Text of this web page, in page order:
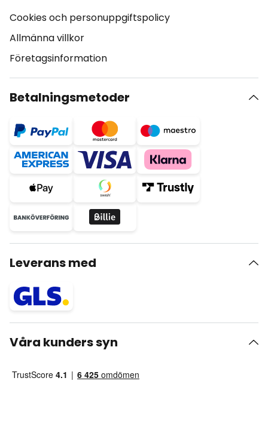
Cookies och personuppgiftspolicy
Allmänna villkor
Företagsinformation
Betalningsmetoder
Leverans med
Våra kunders syn